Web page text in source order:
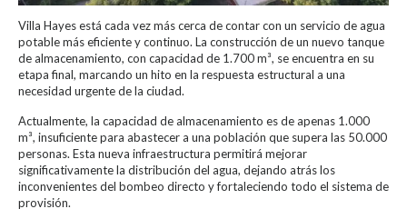
Villa Hayes está cada vez más cerca de contar con un servicio de agua
potable más eficiente y continuo. La construcción de un nuevo tanque
de almacenamiento, con capacidad de 1.700 m³, se encuentra en su
etapa final, marcando un hito en la respuesta estructural a una
necesidad urgente de la ciudad.
Actualmente, la capacidad de almacenamiento es de apenas 1.000
m³, insuficiente para abastecer a una población que supera las 50.000
personas. Esta nueva infraestructura permitirá mejorar
significativamente la distribución del agua, dejando atrás los
inconvenientes del bombeo directo y fortaleciendo todo el sistema de
provisión.